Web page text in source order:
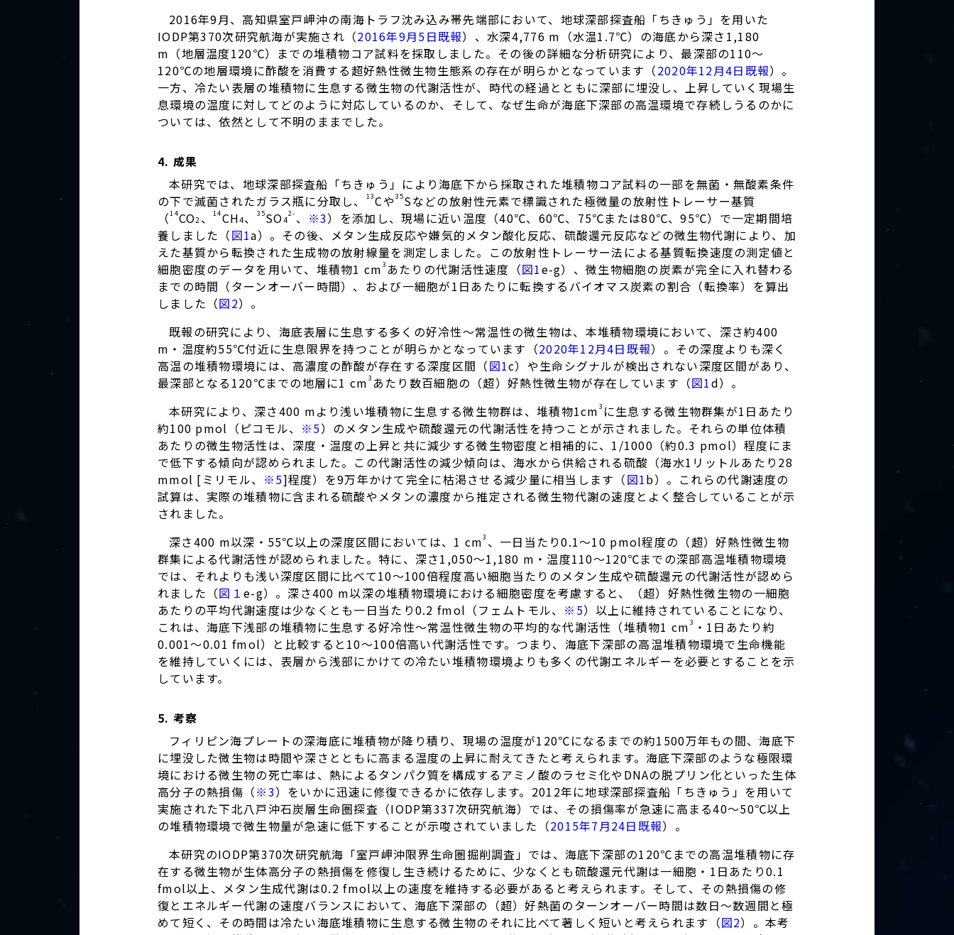
2016年9月、高知県室戸岬沖の南海トラフ沈み込み帯先端部において、地球深部探査船「ちきゅう」を用いた
IODP第370次研究航海が実施され（2016年9月5日既報）、水深4,776 m（水温1.7℃）の海底から深さ1,180
m（地層温度120℃）までの堆積物コア試料を採取しました。その後の詳細な分析研究により、最深部の110～
120℃の地層環境に酢酸を消費する超好熱性微生物生態系の存在が明らかとなっています（2020年12月4日既報）。
一方、冷たい表層の堆積物に生息する微生物の代謝活性が、時代の経過とともに深部に埋没し、上昇していく現場生
息環境の温度に対してどのように対応しているのか、そして、なぜ生命が海底下深部の高温環境で存続しうるのかに
ついては、依然として不明のままでした。
4. 成果
本研究では、地球深部探査船「ちきゅう」により海底下から採取された堆積物コア試料の一部を無菌・無酸素条件
の下で滅菌されたガラス瓶に分取し、
13Cや35Sなどの放射性元素で標識された極微量の放射性トレーサー基質
（14CO2 、 14CH4、 35SO4
2- 、 ※3）を添加し、現場に近い温度（40℃、60℃、75℃または80℃、95℃）で一定期間培
養しました（図1a）。その後、メタン生成反応や嫌気的メタン酸化反応、硫酸還元反応などの微生物代謝により、加
えた基質から転換された生成物の放射線量を測定しました。この放射性トレーサー法による基質転換速度の測定値と
細胞密度のデータを用いて、堆積物1 cm 3 あたりの代謝活性速度（図1e-g）、微生物細胞の炭素が完全に入れ替わる
までの時間（ターンオーバー時間）、および一細胞が1日あたりに転換するバイオマス炭素の割合（転換率）を算出
しました（図2）。
既報の研究により、海底表層に生息する多くの好冷性～常温性の微生物は、本堆積物環境において、深さ約400
m・温度約55℃付近に生息限界を持つことが明らかとなっています（2020年12月4日既報）。その深度よりも深く
高温の堆積物環境には、高濃度の酢酸が存在する深度区間（図1c）や生命シグナルが検出されない深度区間があり、
最深部となる120℃までの地層に1 cm 3 あたり数百細胞の（超）好熱性微生物が存在しています（図1d）。
本研究により、深さ400 mより浅い堆積物に生息する微生物群は、堆積物1cm 3 に生息する微生物群集が1日あたり
約100 pmol（ピコモル、 ※5）のメタン生成や硫酸還元の代謝活性を持つことが示されました。それらの単位体積
あたりの微生物活性は、深度・温度の上昇と共に減少する微生物密度と相補的に、1/1000（約0.3 pmol）程度にま
で低下する傾向が認められました。この代謝活性の減少傾向は、海水から供給される硫酸（海水1リットルあたり28
mmol [ミリモル、 ※5]程度）を9万年かけて完全に枯渇させる減少量に相当します（図1b）。これらの代謝速度の
試算は、実際の堆積物に含まれる硫酸やメタンの濃度から推定される微生物代謝の速度とよく整合していることが示
されました。
深さ400 m以深・55℃以上の深度区間においては、1 cm3 、一日当たり0.1～10 pmol程度の（超）好熱性微生物
群集による代謝活性が認められました。特に、深さ1,050～1,180 m・温度110～120℃までの深部高温堆積物環境
では、それよりも浅い深度区間に比べて10～100倍程度高い細胞当たりのメタン生成や硫酸還元の代謝活性が認めら
れました（図１e-g）。深さ400 m以深の堆積物環境における細胞密度を考慮すると、（超）好熱性微生物の一細胞
あたりの平均代謝速度は少なくとも一日当たり0.2 fmol（フェムトモル、 ※5）以上に維持されていることになり、
これは、海底下浅部の堆積物に生息する好冷性～常温性微生物の平均的な代謝活性（堆積物1 cm 3
・1日あたり約
0.001～0.01 fmol）と比較すると10～100倍高い代謝活性です。つまり、海底下深部の高温堆積物環境で生命機能
を維持していくには、表層から浅部にかけての冷たい堆積物環境よりも多くの代謝エネルギーを必要とすることを示
しています。
5. 考察
フィリピン海プレートの深海底に堆積物が降り積り、現場の温度が120℃になるまでの約1500万年もの間、海底下
に埋没した微生物は時間や深さとともに高まる温度の上昇に耐えてきたと考えられます。海底下深部のような極限環
境における微生物の死亡率は、熱によるタンパク質を構成するアミノ酸のラセミ化やDNAの脱プリン化といった生体
高分子の熱損傷（※3）をいかに迅速に修復できるかに依存します。2012年に地球深部探査船「ちきゅう」を用いて
実施された下北八戸沖石炭層生命圏探査（IODP第337次研究航海）では、その損傷率が急速に高まる40～50℃以上
の堆積物環境で微生物量が急速に低下することが示唆されていました（2015年7月24日既報）。
本研究のIODP第370次研究航海「室戸岬沖限界生命圏掘削調査」では、海底下深部の120℃までの高温堆積物に存
在する微生物が生体高分子の熱損傷を修復し生き続けるために、少なくとも硫酸還元代謝は一細胞・1日あたり0.1
fmol以上、メタン生成代謝は0.2 fmol以上の速度を維持する必要があると考えられます。そして、その熱損傷の修
復とエネルギー代謝の速度バランスにおいて、海底下深部の（超）好熱菌のターンオーバー時間は数日～数週間と極
めて短く、その時間は冷たい海底堆積物に生息する微生物のそれに比べて著しく短いと考えられます（図2）。本考